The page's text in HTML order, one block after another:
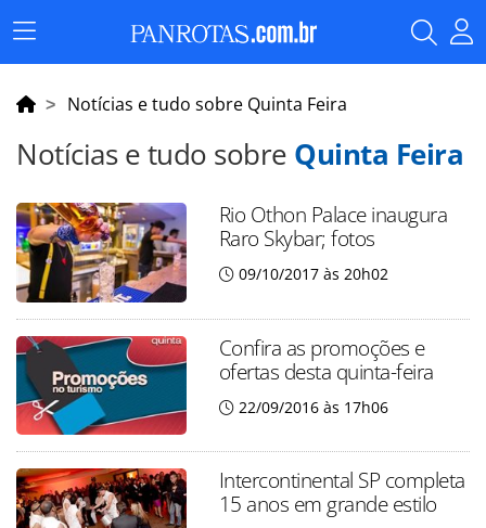
Menu
Principal
Notícias e tudo sobre Quinta Feira
Notícias e tudo sobre Quinta Feira
Rio Othon Palace inaugura
Raro Skybar; fotos
09/10/2017 às 20h02
Confira as promoções e
ofertas desta quinta-feira
22/09/2016 às 17h06
Intercontinental SP completa
15 anos em grande estilo